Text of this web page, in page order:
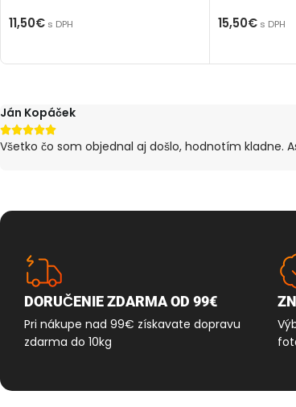
11,50€ s DPH 15,50€s DPH
Ján Kopáček

Všetko čo som objednal aj došlo, hodnotím kladne.
DORUČENIE ZDARMA OD 99€
Pri nákupe nad 99€ získavate dopravu
zdarma do 10kg